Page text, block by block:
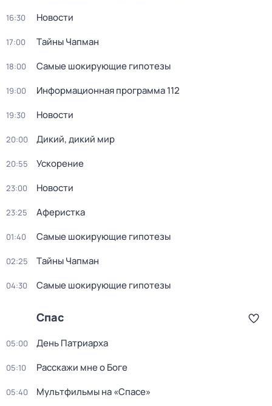
16:30 Новости
17:00 Тaйны Чапман
18:00 Самые шoкиpующие гипотезы
19:00 Информационная программа 112
19:30 Новости
20:00 Дикий, дикий мир
20:55 Ускорение
23:00 Новости
23:25 Аферистка
01:40 Самые шoкиpующие гипотезы
02:25 Тaйны Чапман
04:30 Самые шoкиpующие гипотезы
Спас
05:00 День Патриарха
05:10 Расскажи мне о Боге
05:40 Мультфильмы на «Спасе»